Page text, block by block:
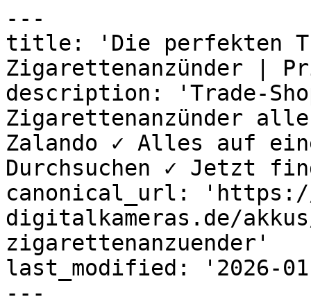
---
title: 'Die perfekten
Zigarettenanzünder |
description: 'Trade-
Zigarettenanzünder
Zalando ✓ Alles auf
Durchsuchen ✓ Jetzt
canonical_url: 'https://
digitalkameras.de/
zigarettenanzuender'
last_modified: '2026-
---